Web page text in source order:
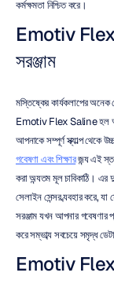
কর্মক্ষমতা নিশ্চিত করে।
Emotiv Flex
সরঞ্জাম
মস্তিষ্কের কার্যকলাপের অনেক
Emotiv Flex Saline হল
আপনাকে সম্পূর্ণ স্ক্যাল্প থেকে
গবেষণা এবং শিক্ষার জন্য এই
করা অন্যতম মূল চাবিকাঠি। এর
সেলাইন সেন্সর ব্যবহার করে,
সরঞ্জাম যখন আপনার
করে সম্ভাব্য সবচেয়ে সমৃদ্ধ
Emotiv Flex